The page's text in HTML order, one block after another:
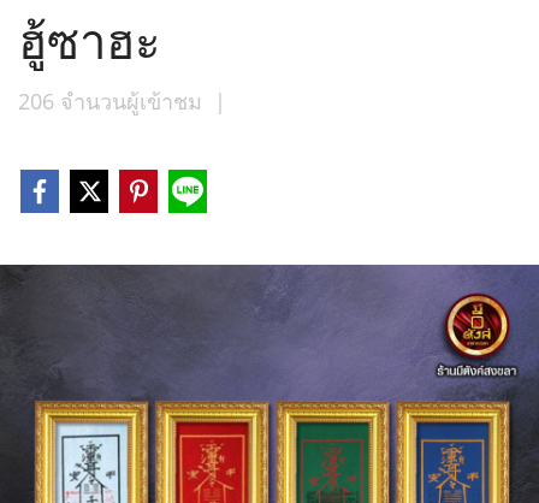
ฮู้ซาฮะ
206 จำนวนผู้เข้าชม |